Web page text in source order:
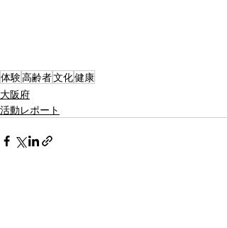
体験高齢者文化健康
大阪府
活動レポート